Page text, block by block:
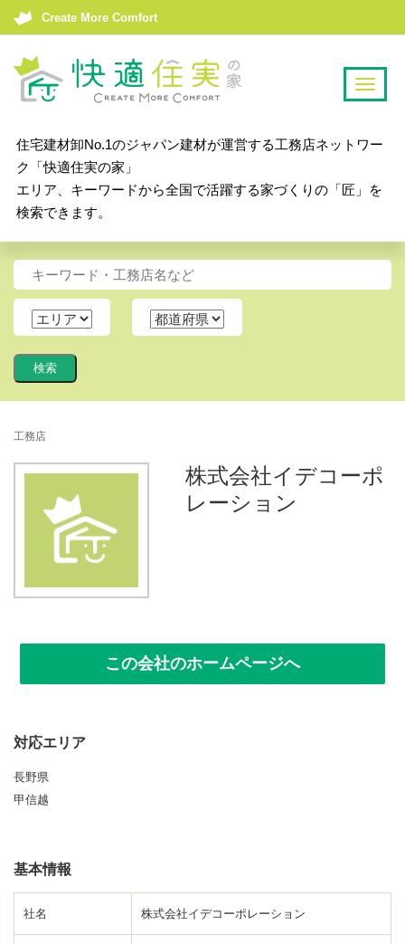
Create More Comfort
T
a
i
o
住宅建材卸No.1のジャパン建材が運営する工務店ネットワー
ク「快適住実の家」
エリア、キーワードから全国で活躍する家づくりの「匠」を
検索できます。
工務店
株式会社イデコーポ
レーション
この会社のホームページへ
対応エリア
長野県
甲信越
基本情報
社名 株式会社イデコーポレーション